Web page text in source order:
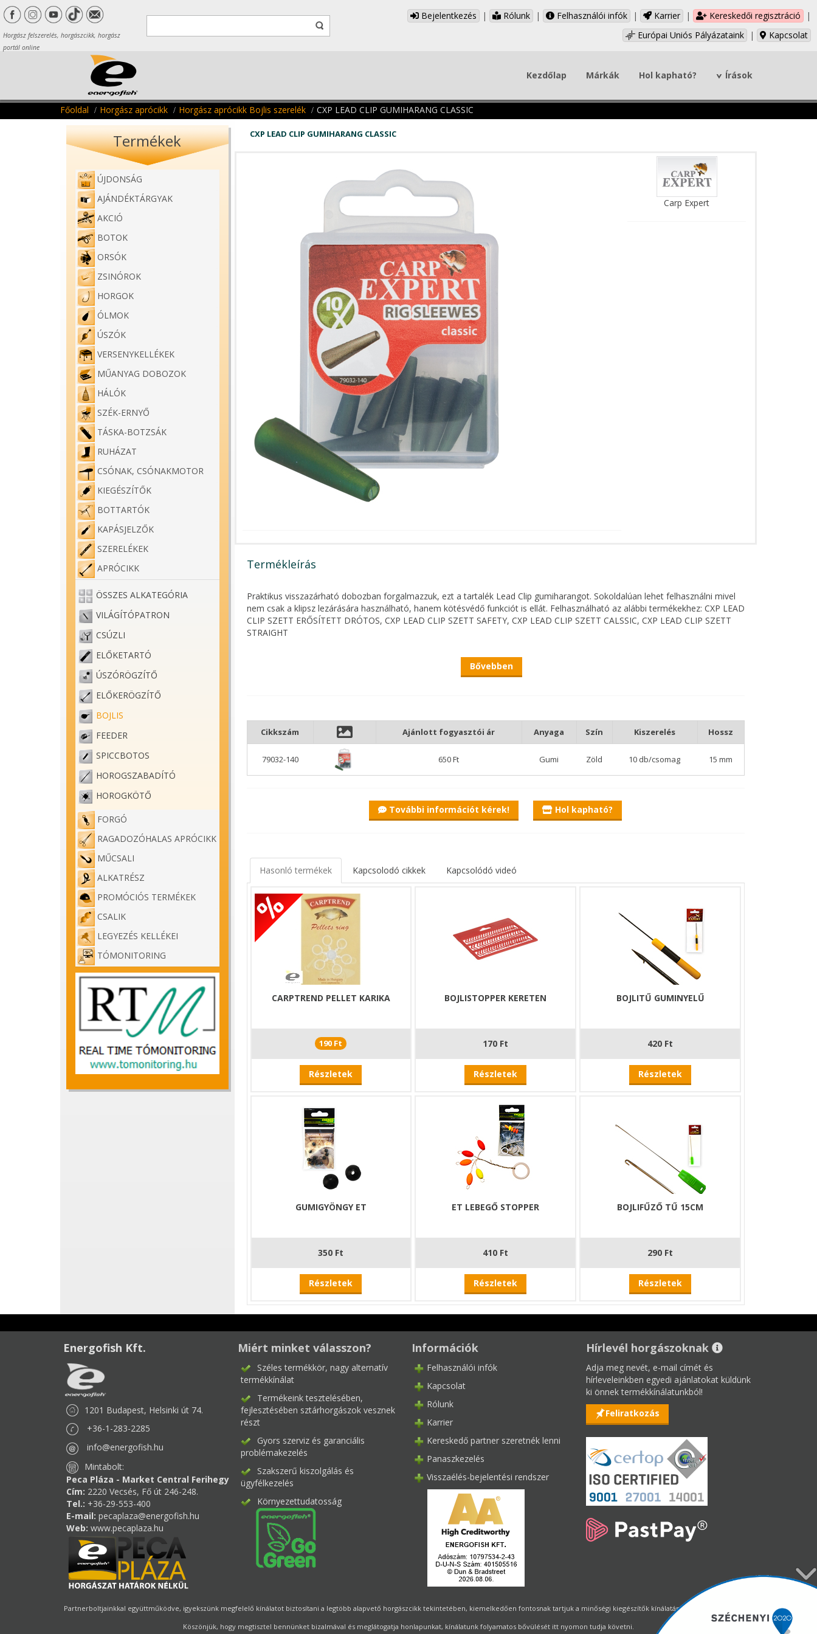
Horgász felszerelés, horgászcikk, horgász
portál online
Bejelentkezés | Rólunk | Felhasználói infók | Karrier | Kereskedői regisztráció
|
Európai Uniós Pályázataink
| Kapcsolat
Kezdőlap Márkák Hol kapható? Írások
Főoldal Horgász aprócikk Horgász aprócikk Bojlis szerelék CXP LEAD CLIP GUMIHARANG CLASSIC
Termékek
ÚJDONSÁG
AJÁNDÉKTÁRGYAK
AKCIÓ
BOTOK
ORSÓK
ZSINÓROK
HORGOK
ÓLMOK
ÚSZÓK
VERSENYKELLÉKEK
MŰANYAG DOBOZOK
HÁLÓK
SZÉK-ERNYŐ
TÁSKA-BOTZSÁK
RUHÁZAT
CSÓNAK, CSÓNAKMOTOR
KIEGÉSZÍTŐK
BOTTARTÓK
KAPÁSJELZŐK
SZERELÉKEK
APRÓCIKK
ÖSSZES ALKATEGÓRIA
VILÁGÍTÓPATRON
CSÚZLI
ELŐKETARTÓ
ÚSZÓRÖGZÍTŐ
ELŐKERÖGZÍTŐ
BOJLIS
FEEDER
SPICCBOTOS
HOROGSZABADÍTÓ
HOROGKÖTŐ
FORGÓ
RAGADOZÓHALAS APRÓCIKK
MŰCSALI
ALKATRÉSZ
PROMÓCIÓS TERMÉKEK
CSALIK
LEGYEZÉS KELLÉKEI
TÓMONITORING
CXP LEAD CLIP GUMIHARANG CLASSIC
Carp Expert
Termékleírás
Praktikus visszazárható dobozban forgalmazzuk, ezt a tartalék Lead Clip gumiharangot. Sokoldalúan lehet felhasználni mivel
nem csak a klipsz lezárására használható, hanem kötésvédő funkciót is ellát. Felhasználható az alábbi termékekhez: CXP LEAD
CLIP SZETT ERŐSÍTETT DRÓTOS, CXP LEAD CLIP SZETT SAFETY, CXP LEAD CLIP SZETT CALSSIC, CXP LEAD CLIP SZETT
STRAIGHT
Bővebben
Cikkszám Ajánlott fogyasztói ár Anyaga Szín Kiszerelés Hossz
79032-140 650 Ft Gumi Zöld 10 db/csomag 15 mm
További információt kérek! Hol kapható?
Hasonló termékek Kapcsolodó cikkek Kapcsolódó videó
CARPTREND PELLET KARIKA
190 Ft
Részletek
BOJLISTOPPER KERETEN
170 Ft
Részletek
BOJLITŰ GUMINYELŰ
420 Ft
Részletek
GUMIGYÖNGY ET
350 Ft
Részletek
ET LEBEGŐ STOPPER
410 Ft
Részletek
BOJLIFŰZŐ TŰ 15CM
290 Ft
Részletek
Energofish Kft.
1201 Budapest, Helsinki út 74.
+36-1-283-2285
info@energofish.hu
Mintabolt:
Peca Pláza - Market Central Ferihegy
Cím: 2220 Vecsés, Fő út 246-248.
Tel.: +36-29-553-400
E-mail: pecaplaza@energofish.hu
Web: www.pecaplaza.hu
Miért minket válasszon?
Széles termékkör, nagy alternatív
termékkínálat
Termékeink tesztelésében,
fejlesztésében sztárhorgászok vesznek
részt
Gyors szerviz és garanciális
problémakezelés
Szakszerű kiszolgálás és
ügyfélkezelés
Környezettudatosság
Információk
Felhasználói infók
Kapcsolat
Rólunk
Karrier
Kereskedő partner szeretnék lenni
Panaszkezelés
Visszaélés-bejelentési rendszer
Hírlevél horgászoknak
Adja meg nevét, e-mail címét és
hírleveleinkben egyedi ajánlatokat küldünk
ki önnek termékkínálatunkból!
Feliratkozás
Partnerboltjainkkal együttműködve, igyekszünk megfelelő kínálatot biztosítani a legtöbb alapvető horgászcikk tekintetében, kiemelkedően fontosnak tartjuk a minőségi kiegészítők kínálatának állandó biztosítását.
Köszönjük, hogy megtisztel bennünket bizalmával és meglátogatja honlapunkat, kínálatunk folyamatos bővülését itt nyomon tudja követni.